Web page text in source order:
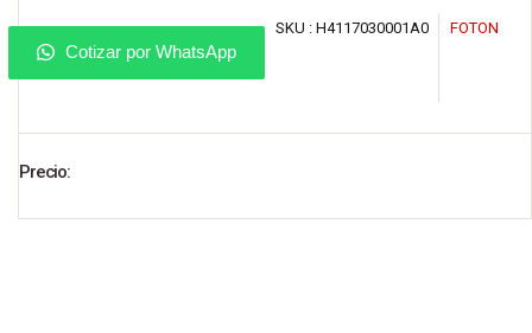
Cotizar por WhatsApp
SKU : H4117030001A0 FOTON
Precio: